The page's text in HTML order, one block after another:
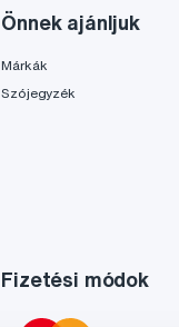
Önnek ajánljuk
Márkák
Szójegyzék
Fizetési módok